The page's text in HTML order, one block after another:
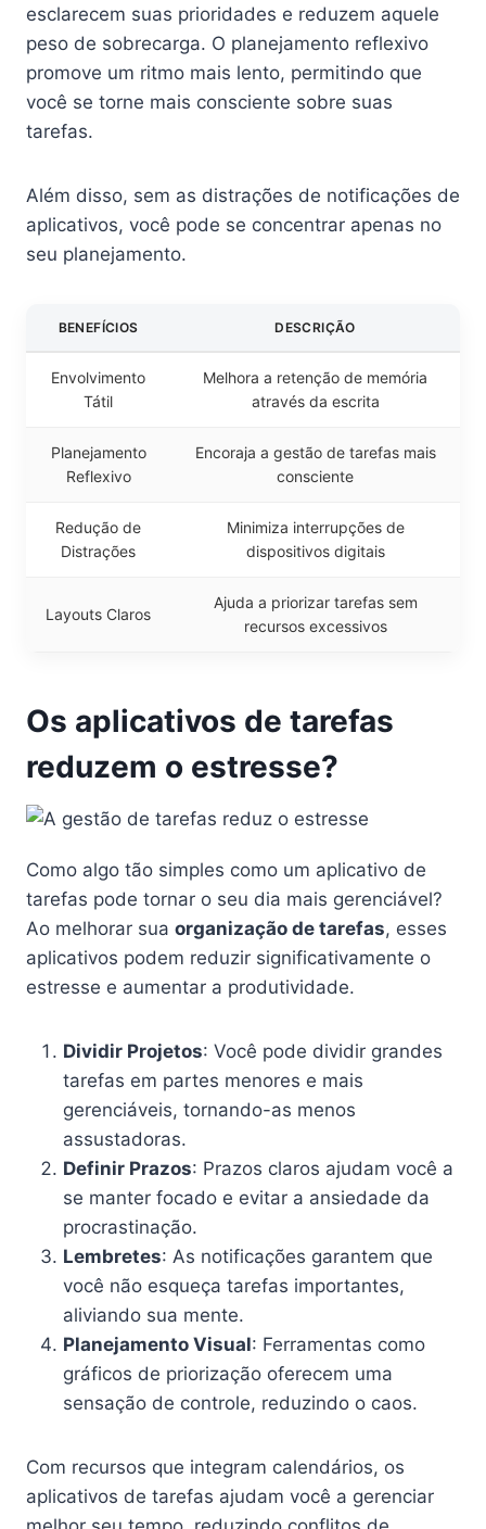
esclarecem suas prioridades e reduzem aquele
peso de sobrecarga. O planejamento reflexivo
promove um ritmo mais lento, permitindo que
você se torne mais consciente sobre suas
tarefas.
Além disso, sem as distrações de notificações de
aplicativos, você pode se concentrar apenas no
seu planejamento.
BENEFÍCIOS DESCRIÇÃO
Envolvimento
Tátil
Melhora a retenção de memória
através da escrita
Planejamento
Reflexivo
Encoraja a gestão de tarefas mais
consciente
Redução de
Distrações
Minimiza interrupções de
dispositivos digitais
Layouts Claros
Ajuda a priorizar tarefas sem
recursos excessivos
Os aplicativos de tarefas
reduzem o estresse?
Como algo tão simples como um aplicativo de
tarefas pode tornar o seu dia mais gerenciável?
Ao melhorar sua organização de tarefas, esses
aplicativos podem reduzir significativamente o
estresse e aumentar a produtividade.
Dividir Projetos: Você pode dividir grandes
tarefas em partes menores e mais
gerenciáveis, tornando-as menos
assustadoras.
Definir Prazos: Prazos claros ajudam você a
se manter focado e evitar a ansiedade da
procrastinação.
Lembretes: As notificações garantem que
você não esqueça tarefas importantes,
aliviando sua mente.
Planejamento Visual: Ferramentas como
gráficos de priorização oferecem uma
sensação de controle, reduzindo o caos.
Com recursos que integram calendários, os
aplicativos de tarefas ajudam você a gerenciar